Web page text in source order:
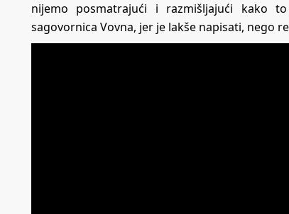
nijemo posmatrajući i razmišljajući kako
sagovornica Vovna, jer je lakše napisati, nego